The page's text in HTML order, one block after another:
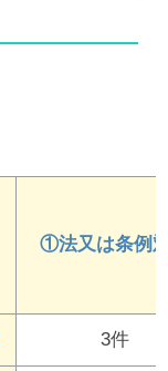
①法又は条例
3件